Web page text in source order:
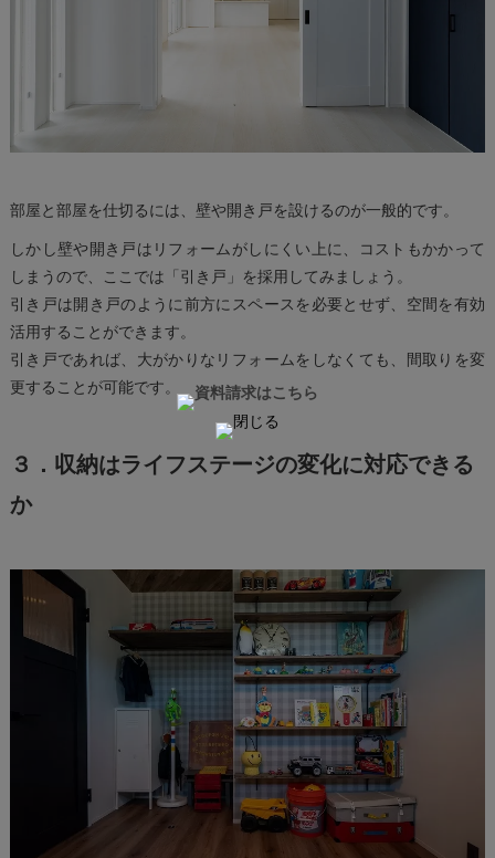
部屋と部屋を仕切るには、壁や開き戸を設けるのが一般的です。
しかし壁や開き戸はリフォームがしにくい上に、コストもかかって
しまうので、ここでは「引き戸」を採用してみましょう。
引き戸は開き戸のように前方にスペースを必要とせず、空間を有効
活用することができます。
引き戸であれば、大がかりなリフォームをしなくても、間取りを変
更することが可能です。
３．収納はライフステージの変化に対応できる
か